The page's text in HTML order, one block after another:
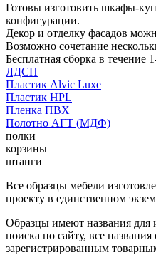
Готовы изготовить шкафы-
конфигурации.
Декор и отделку фасадов
Возможно сочетание
Бесплатная сборка в течение
ЛДСП
Пластик Alvic Luxe
Пластик HPL
Пленка ПВХ
Полотно АГТ (МДФ)
полки
корзины
штанги
Все образцы мебели
проекту в единственном
Образцы имеют названия для
поиска по сайту, все
зарегистрированным